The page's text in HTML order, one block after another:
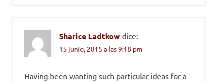
Sharice Ladtkow dice:
15 junio, 2015 a las 9:18 pm
Having been wanting such particular ideas for a